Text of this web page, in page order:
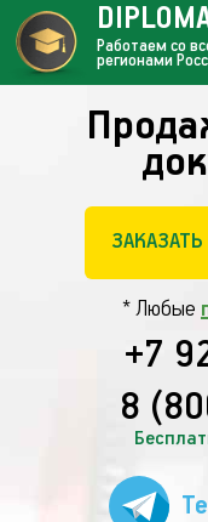
* Любые
+7
8
Работаем со
регионами